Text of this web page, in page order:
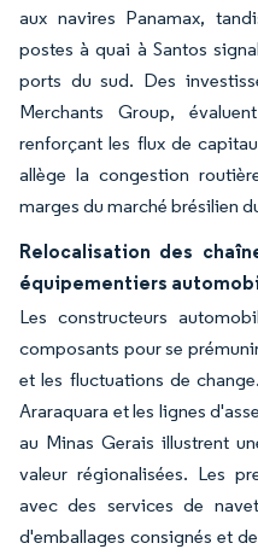
aux navires Panamax,
postes à quai à Santos
ports du sud. Des
Merchants Group,
renforçant les flux de
allège la congestion
marges du marché brésilien
Relocalisation des
équipementiers
Les constructeurs
composants pour se
et les fluctuations de
Araraquara et les lignes
au Minas Gerais illustrent
valeur régionalisées. Les
avec des services de
d'emballages consignés et